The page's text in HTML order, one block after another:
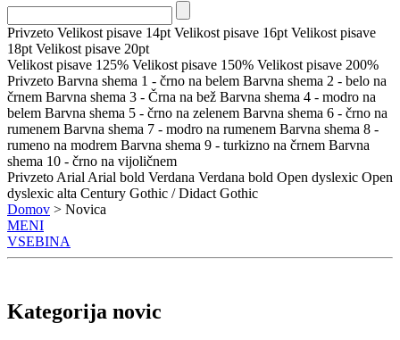
Privzeto Velikost pisave 14pt Velikost pisave 16pt Velikost pisave
18pt Velikost pisave 20pt
Velikost pisave 125% Velikost pisave 150% Velikost pisave 200%
Privzeto Barvna shema 1 - črno na belem Barvna shema 2 - belo na
črnem Barvna shema 3 - Črna na bež Barvna shema 4 - modro na
belem Barvna shema 5 - črno na zelenem Barvna shema 6 - črno na
rumenem Barvna shema 7 - modro na rumenem Barvna shema 8 -
rumeno na modrem Barvna shema 9 - turkizno na črnem Barvna
shema 10 - črno na vijoličnem
Privzeto Arial Arial bold Verdana Verdana bold Open dyslexic Open
dyslexic alta Century Gothic / Didact Gothic
Domov > Novica
MENI
VSEBINA
Kategorija novic